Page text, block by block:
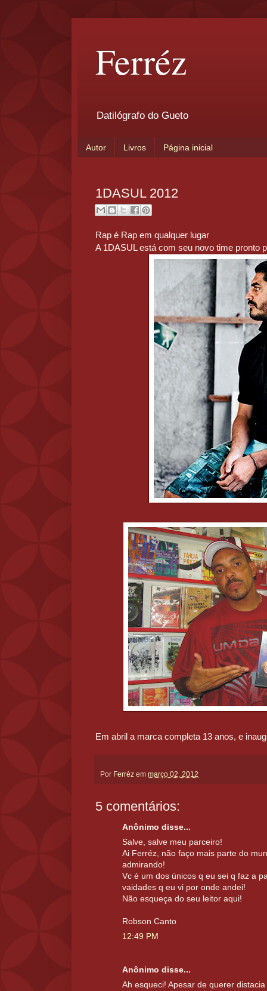
Ferréz
Datilógrafo do Gueto
Autor Livros Página inicial
1DASUL 2012
Rap é Rap em qualquer lugar
A 1DASUL está com seu novo time pronto
Em abril a marca completa 13 anos, e
Por Ferréz em março 02, 2012
5 comentários:
Anônimo disse...
Salve, salve meu parceiro!
Ai Ferréz, não faço mais parte do
admirando!
Vc é um dos únicos q eu sei q faz a
vaidades q eu vi por onde andei!
Não esqueça do seu leitor aqui!
Robson Canto
12:49 PM
Anônimo disse...
Ah esqueci! Apesar de querer